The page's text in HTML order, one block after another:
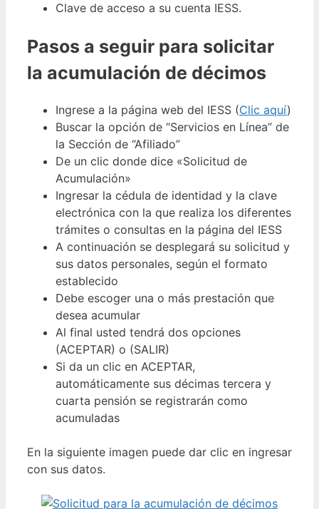
Clave de acceso a su cuenta IESS.
Pasos a seguir para solicitar
la acumulación de décimos
Ingrese a la página web del IESS (Clic aquí)
Buscar la opción de “Servicios en Línea” de
la Sección de “Afiliado”
De un clic donde dice «Solicitud de
Acumulación»
Ingresar la cédula de identidad y la clave
electrónica con la que realiza los diferentes
trámites o consultas en la página del IESS
A continuación se desplegará su solicitud y
sus datos personales, según el formato
establecido
Debe escoger una o más prestación que
desea acumular
Al final usted tendrá dos opciones
(ACEPTAR) o (SALIR)
Si da un clic en ACEPTAR,
automáticamente sus décimas tercera y
cuarta pensión se registrarán como
acumuladas
En la siguiente imagen puede dar clic en ingresar
con sus datos.